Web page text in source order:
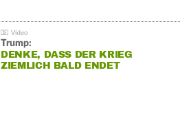
Trump:
DENKE, DASS DER KRIEG
ZIEMLICH BALD ENDET